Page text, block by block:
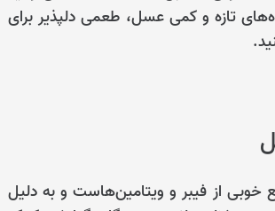
تازه و کمی عسل، طعمی دلپذیر برای
خوبی از فیبر و ویتامین‌هاست و به دلیل